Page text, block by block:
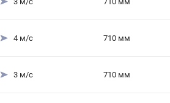
4м/с 710мм
3м/с 710мм